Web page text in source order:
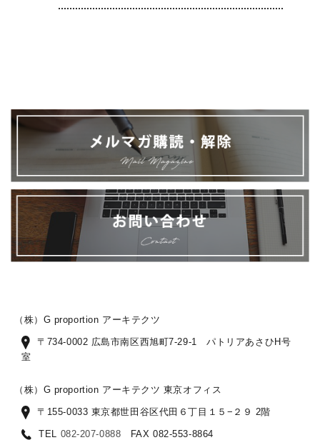
（株）G proportion アーキテクツ
〒734-0002 広島市南区西旭町7-29-1 パトリアあさひH号
室
（株）G proportion アーキテクツ 東京オフィス
〒155-0033 東京都世田谷区代田６丁目１５−２９ 2階
TEL 082-207-0888 FAX 082-553-8864